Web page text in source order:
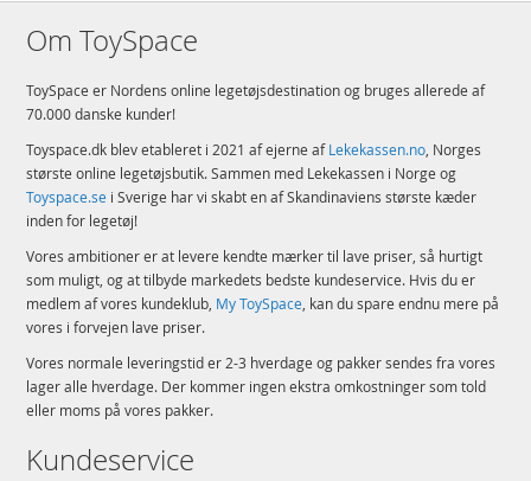
Om ToySpace
ToySpace er Nordens online legetøjsdestination og bruges allerede af
70.000 danske kunder!
Toyspace.dk blev etableret i 2021 af ejerne afLekekassen.no, Norges
største online legetøjsbutik. Sammen med Lekekassen i Norge og
Toyspace.se i Sverige har vi skabt en af Skandinaviens største kæder
inden for legetøj!
Vores ambitioner er at levere kendte mærker til lave priser, så hurtigt
som muligt, og at tilbyde markedets bedste kundeservice. Hvis du er
medlem af vores kundeklub, My ToySpace, kan du spare endnu mere på
vores i forvejen lave priser.
Vores normale leveringstid er 2-3 hverdage og pakker sendes fra vores
lager alle hverdage. Der kommer ingen ekstra omkostninger som told
eller moms på vores pakker.
Kundeservice